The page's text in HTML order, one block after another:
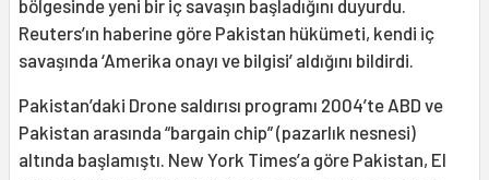
bölgesinde yeni bir iç savaşın başladığını duyurdu.
Reuters’ın haberine göre Pakistan hükümeti, kendi iç
savaşında ‘Amerika onayı ve bilgisi’ aldığını bildirdi.
Pakistan’daki Drone saldırısı programı 2004’te ABD ve
Pakistan arasında “bargain chip” (pazarlık nesnesi)
altında başlamıştı. New York Times’a göre Pakistan, El